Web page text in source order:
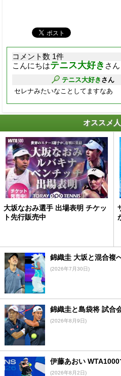
コメント数 1件
こんにちはテニス大好き さん
テニス大好き さん
セレナみたいなことしてますなあ
オススメ
大坂なおみ選手 出場表明 チケッ
ト先行販売中
錦織圭 大坂と混合複
(2026年7月30日)
錦織圭と島袋将 試合
(2026年8月9日)
伊藤あおい
(2026年8月2日)